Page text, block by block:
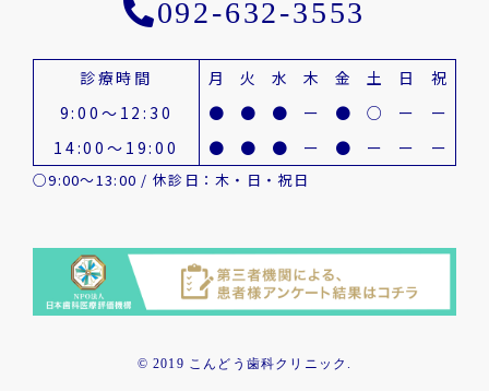
092-632-3553
診療時間 月 火 水 木 金 土 日
祝
9:00～12:30
● ● ● ー ● ○ ー
ー
14:00～19:00
● ● ● ー ● ー ー ー
○9:00～13:00 / 休診日：木・日・祝日
© 2019 こんどう歯科クリニック.